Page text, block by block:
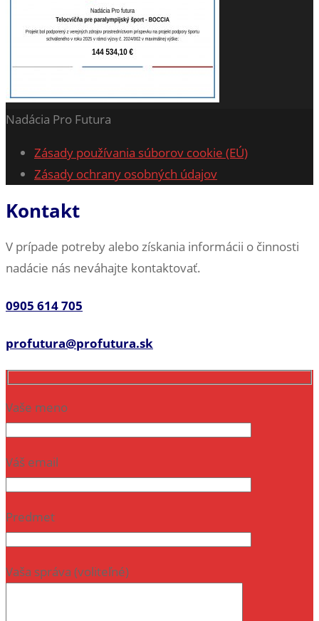
Nadácia Pro Futura
Zásady používania súborov cookie (EÚ)
Zásady ochrany osobných údajov
Kontakt
V prípade potreby alebo získania informácii o činnosti
nadácie nás neváhajte kontaktovať.
0905 614 705
profutura@profutura.sk
Vaše meno
Váš email
Predmet
Vaša správa (voliteľné)